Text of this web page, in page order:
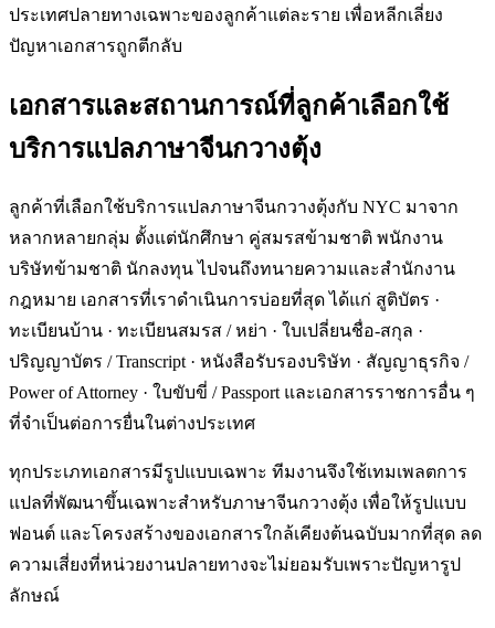
ประเทศปลายทางเฉพาะของลูกค้าแต่ละราย เพื่อหลีกเลี่ยง
ปัญหาเอกสารถูกตีกลับ
เอกสารและสถานการณ์ที่ลูกค้าเลือกใช้
บริการแปลภาษาจีนกวางตุ้ง
ลูกค้าที่เลือกใช้บริการแปลภาษาจีนกวางตุ้งกับ NYC มาจาก
หลากหลายกลุ่ม ตั้งแต่นักศึกษา คู่สมรสข้ามชาติ พนักงาน
บริษัทข้ามชาติ นักลงทุน ไปจนถึงทนายความและสำนักงาน
กฎหมาย เอกสารที่เราดำเนินการบ่อยที่สุด ได้แก่ สูติบัตร ·
ทะเบียนบ้าน · ทะเบียนสมรส / หย่า · ใบเปลี่ยนชื่อ-สกุล ·
ปริญญาบัตร / Transcript · หนังสือรับรองบริษัท · สัญญาธุรกิจ /
Power of Attorney · ใบขับขี่ / Passport และเอกสารราชการอื่น ๆ
ที่จำเป็นต่อการยื่นในต่างประเทศ
ทุกประเภทเอกสารมีรูปแบบเฉพาะ ทีมงานจึงใช้เทมเพลตการ
แปลที่พัฒนาขึ้นเฉพาะสำหรับภาษาจีนกวางตุ้ง เพื่อให้รูปแบบ
ฟอนต์ และโครงสร้างของเอกสารใกล้เคียงต้นฉบับมากที่สุด ลด
ความเสี่ยงที่หน่วยงานปลายทางจะไม่ยอมรับเพราะปัญหารูป
ลักษณ์